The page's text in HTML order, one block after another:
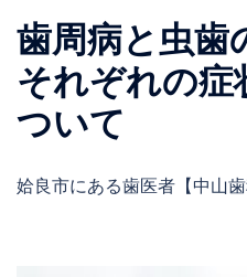
歯周病と虫歯
それぞれの症
ついて
姶良市にある歯医者【中山